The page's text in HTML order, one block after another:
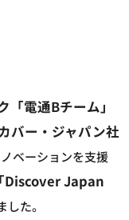
電通Bチーム」
バー・ジャパン社
ベーションを支援
Discover Japan
した。